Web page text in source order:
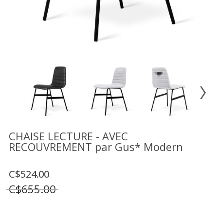
Luminaires
SOUHAITS
CHAISE LECTURE - AVEC
RECOUVREMENT par Gus* Modern
C$524.00
C$655.00